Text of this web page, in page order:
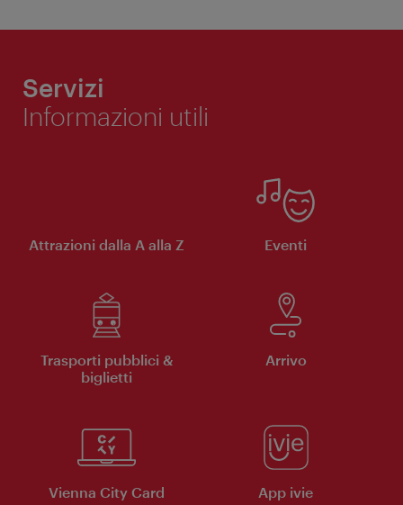
Servizi
Informazioni utili
Attrazioni dalla A alla Z Eventi
Trasporti pubblici &
biglietti
Arrivo
Vienna City Card App ivie